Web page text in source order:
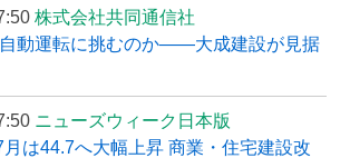
株式会社共同通信社
動運転に挑むのか――大成建設が見据
ニューズウィーク日本版
は44.7へ大幅上昇 商業・住宅建設改